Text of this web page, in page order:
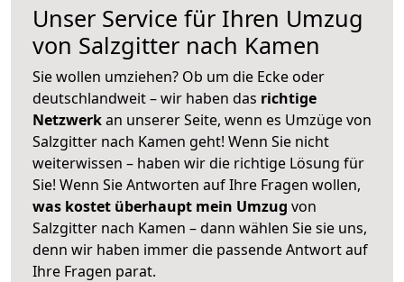
Unser Service für Ihren Umzug
von Salzgitter nach Kamen
Sie wollen umziehen? Ob um die Ecke oder
deutschlandweit – wir haben das richtige
Netzwerkan unserer Seite, wenn es Umzüge von
Salzgitter nach Kamen geht! Wenn Sie nicht
weiterwissen – haben wir die richtige Lösung für
Sie! Wenn Sie Antworten auf Ihre Fragen wollen,
was kostet überhaupt mein Umzug von
Salzgitter nach Kamen – dann wählen Sie sie uns,
denn wir haben immer die passende Antwort auf
Ihre Fragen parat.